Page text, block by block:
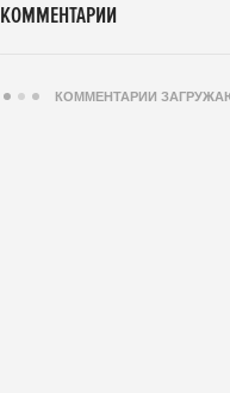
КОММЕНТАРИИ
КОММЕНТАРИИ